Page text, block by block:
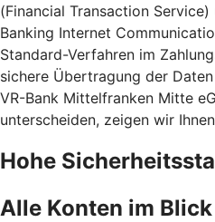
(Financial Transaction
Banking Internet
Standard-Verfahren im
sichere Übertragung der
VR-Bank Mittelfranken Mitte
unterscheiden, zeigen wir
Hohe
Alle Konten im Blick